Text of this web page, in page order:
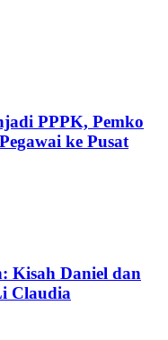
PPPK, Pemko
ke Pusat
Kisah Daniel dan
Claudia